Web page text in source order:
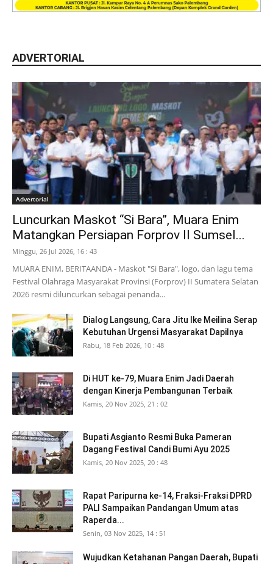
ADVERTORIAL
Advertorial
Luncurkan Maskot “Si Bara”, Muara Enim
Matangkan Persiapan Forprov II Sumsel...
Minggu, 26 Jul 2026, 16 : 43
MUARA ENIM, BERITAANDA - Maskot "Si Bara", logo, dan lagu tema
Festival Olahraga Masyarakat Provinsi (Forprov) II Sumatera Selatan
2026 resmi diluncurkan sebagai penanda...
Dialog Langsung, Cara Jitu Ike Meilina Serap
Kebutuhan Urgensi Masyarakat Dapilnya
Rabu, 18 Feb 2026, 10 : 48
Di HUT ke-79, Muara Enim Jadi Daerah
dengan Kinerja Pembangunan Terbaik
Kamis, 20 Nov 2025, 21 : 02
Bupati Asgianto Resmi Buka Pameran
Dagang Festival Candi Bumi Ayu 2025
Kamis, 20 Nov 2025, 20 : 48
Rapat Paripurna ke-14, Fraksi-Fraksi DPRD
PALI Sampaikan Pandangan Umum atas
Raperda...
Senin, 03 Nov 2025, 14 : 51
Wujudkan Ketahanan Pangan Daerah, Bupati